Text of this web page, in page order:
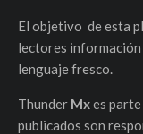
El objetivo de esta
lectores
lenguaje fresco.
Thunder Mxes parte
publicados son